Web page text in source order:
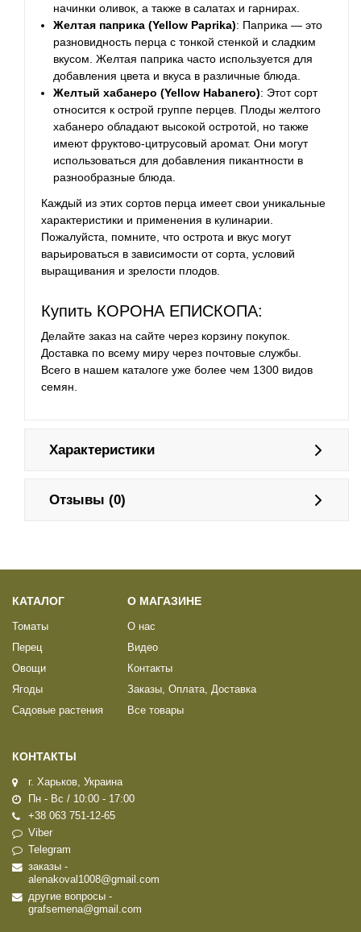
начинки оливок, а также в салатах и гарнирах.
Желтая паприка (Yellow Paprika): Паприка — это
разновидность перца с тонкой стенкой и сладким
вкусом. Желтая паприка часто используется для
добавления цвета и вкуса в различные блюда.
Желтый хабанеро (Yellow Habanero): Этот сорт
относится к острой группе перцев. Плоды желтого
хабанеро обладают высокой остротой, но также
имеют фруктово-цитрусовый аромат. Они могут
использоваться для добавления пикантности в
разнообразные блюда.
Каждый из этих сортов перца имеет свои уникальные
характеристики и применения в кулинарии.
Пожалуйста, помните, что острота и вкус могут
варьироваться в зависимости от сорта, условий
выращивания и зрелости плодов.
Купить КОРОНА ЕПИСКОПА:
Делайте заказ на сайте через корзину покупок.
Доставка по всему миру через почтовые службы.
Всего в нашем каталоге уже более чем 1300 видов
семян.
Характеристики
Отзывы (0)
КАТАЛОГ
Томаты
Перец
Овощи
Ягоды
Садовые растения
О МАГАЗИНЕ
О нас
Видео
Контакты
Заказы, Оплата, Доставка
Все товары
КОНТАКТЫ
г. Харьков, Украина
Пн - Вс / 10:00 - 17:00
+38 063 751-12-65
Viber
Telegram
заказы -
alenakoval1008@gmail.com
другие вопросы -
grafsemena@gmail.com